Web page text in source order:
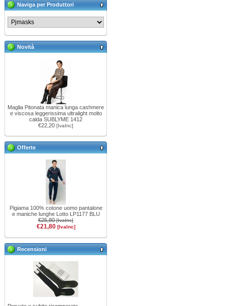
Naviga per Produttori
Novità
Maglia Pitonata manica lunga cashmere
e viscosa leggerissima ultralight molto
calda SUBLYME 1412
€22,20 [IvaInc]
Offerte
Pigiama 100% cotone uomo pantalone
e maniche lunghe Lotto LP1177 BLU
€25,80[IvaInc]
€21,80 [IvaInc]
Recensioni